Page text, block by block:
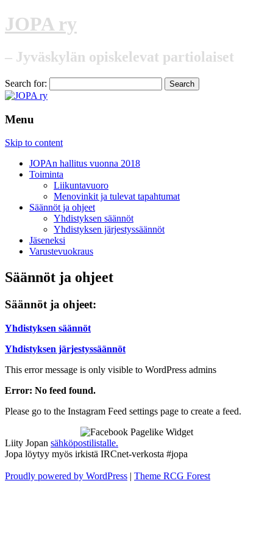
JOPA ry
– Jyväskylän opiskelevat partiolaiset
Search for:
Menu
Skip to content
JOPAn hallitus vuonna 2018
Toiminta
Liikuntavuoro
Menovinkit ja tulevat tapahtumat
Säännöt ja ohjeet
Yhdistyksen säännöt
Yhdistyksen järjestyssäännöt
Jäseneksi
Varustevuokraus
Säännöt ja ohjeet
Säännöt ja ohjeet:
Yhdistyksen säännöt
Yhdistyksen järjestyssäännöt
This error message is only visible to WordPress admins
Error: No feed found.
Please go to the Instagram Feed settings page to create a feed.
Liity Jopan sähköpostilistalle.
Jopa löytyy myös irkistä IRCnet-verkosta #jopa
Proudly powered by WordPress | Theme RCG Forest